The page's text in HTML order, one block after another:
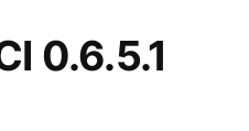
0.6.5.1